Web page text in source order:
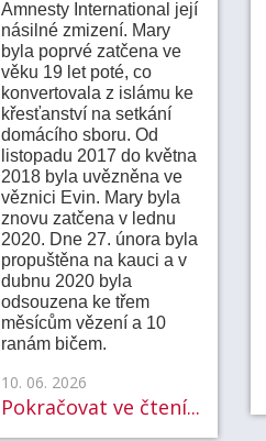
Amnesty International její
násilné zmizení. Mary
byla poprvé zatčena ve
věku 19 let poté, co
konvertovala z islámu ke
křesťanství na setkání
domácího sboru. Od
listopadu 2017 do května
2018 byla uvězněna ve
věznici Evin. Mary byla
znovu zatčena v lednu
2020. Dne 27. února byla
propuštěna na kauci a v
dubnu 2020 byla
odsouzena ke třem
měsícům vězení a 10
ranám bičem.
10. 06. 2026
Pokračovat ve čtení...